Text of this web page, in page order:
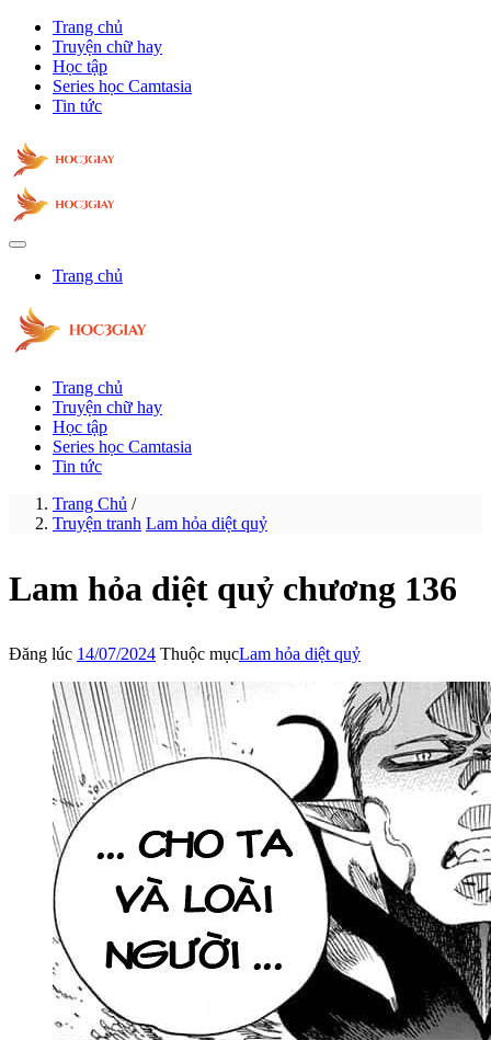
Trang chủ
Truyện chữ hay
Học tập
Series học Camtasia
Tin tức
Trang chủ
Trang chủ
Truyện chữ hay
Học tập
Series học Camtasia
Tin tức
Trang Chủ /
Truyện tranh Lam hỏa diệt quỷ
Lam hỏa diệt quỷ chương 136
Đăng lúc 14/07/2024 Thuộc mụcLam hỏa diệt quỷ